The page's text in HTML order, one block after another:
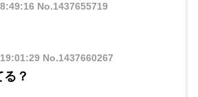
No.1437655719
No.1437660267
？